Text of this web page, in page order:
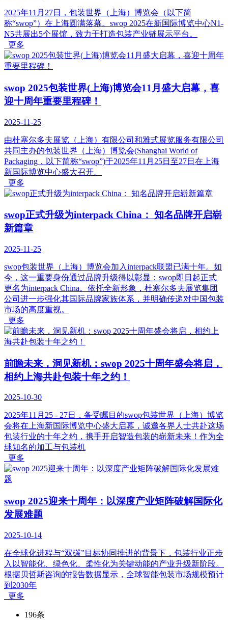
2025年11月27日，包装世界（上海）博览会（以下简
称“swop”）在上海圆满落幕。swop 2025在新国际博览中心N1-
N5共展出5个展馆，致力于打造包装产业链展示平台。
更多
swop 2025包装世界(上海)博览会11月盛大启幕，喜
迎十周年重要里程碑！
2025-11-25
由杜塞尔多夫展览（上海）有限公司和雅式展览服务有限公司
共同主办的包装世界（上海）博览会(Shanghai World of
Packaging，以下简称“swop”)于2025年11月25日至27日在上海
新国际博览中心盛大召开。
更多
swop正式升级为interpack China： 知名品牌开启崭
新篇章
2025-11-25
swop包装世界（上海）博览会加入interpack联盟已满十年。如
今，这一重要身份通过品牌升级得以彰显：swop即日起正式
更名为interpack China。依托全新形象，杜塞尔多夫展览集团
公司进一步强化其国际品牌家族体系，并明确传递对中国包装
市场的高度重视。
更多
前瞻未来，洞见新机：swop 2025十周年盛会将启，
相约上海共赴包装十年之约！
2025-10-30
2025年11月25 - 27日，备受瞩目的swop包装世界（上海）博览
会将在上海新国际博览中心盛大启幕，诚邀各界人士共赴这场
包装行业的十年之约，携手开启智造包装的崭新未来！作为全
球知名的加工与包装机
更多
swop 2025迎来十周年：以深度产业矩阵破解国际化
发展难题
2025-10-14
在全球化进程与“双碳”目标协同推进的背景下，包装行业正步
入以智能化、绿色化、柔性化为关键动能的产业升级新阶段。
根据贝哲斯咨询的报告数据显示，全球智能包装市场规模预计
到2030年
更多
196条